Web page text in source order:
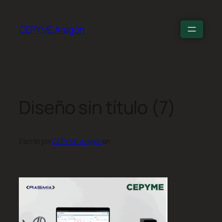
CEPYME Aragón
CEPYME Aragónen